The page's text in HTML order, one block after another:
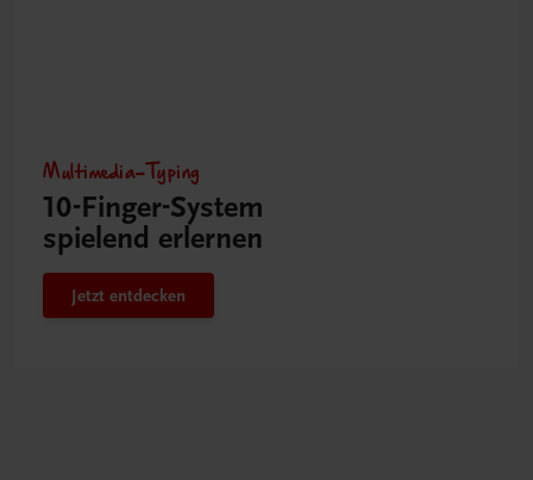
Multimedia-Typing
10-Finger-­System
spielend erlernen
Jetzt entdecken